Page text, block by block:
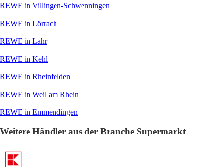
REWE in Villingen-Schwenningen
REWE in Lörrach
REWE in Lahr
REWE in Kehl
REWE in Rheinfelden
REWE in Weil am Rhein
REWE in Emmendingen
Weitere Händler aus der Branche Supermarkt